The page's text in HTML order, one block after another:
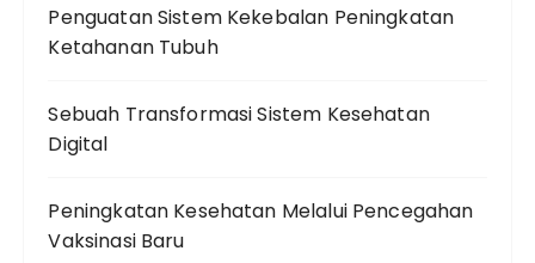
Penguatan Sistem Kekebalan Peningkatan
Ketahanan Tubuh
Sebuah Transformasi Sistem Kesehatan
Digital
Peningkatan Kesehatan Melalui Pencegahan
Vaksinasi Baru